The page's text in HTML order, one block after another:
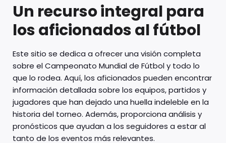
Un recurso integral para
los aficionados al fútbol
Este sitio se dedica a ofrecer una visión completa
sobre el Campeonato Mundial de Fútbol y todo lo
que lo rodea. Aquí, los aficionados pueden encontrar
información detallada sobre los equipos, partidos y
jugadores que han dejado una huella indeleble en la
historia del torneo. Además, proporciona análisis y
pronósticos que ayudan a los seguidores a estar al
tanto de los eventos más relevantes.